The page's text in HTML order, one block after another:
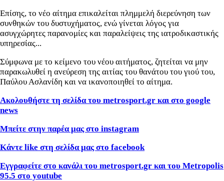
Επίσης, το νέο αίτημα επικαλείται πλημμελή διερεύνηση των
συνθηκών του δυστυχήματος, ενώ γίνεται λόγος για
ασυγχώρητες παρανομίες και παραλείψεις της ιατροδικαστικής
υπηρεσίας...
Σύμφωνα με το κείμενο του νέου αιτήματος, ζητείται να μην
παρακωλυθεί η ανεύρεση της αιτίας του θανάτου του γιού του,
Παύλου Ασλανίδη και να ικανοποιηθεί το αίτημα.
Ακολουθήστε τη σελίδα του metrosport.gr και στο google
news
Μπείτε στην παρέα μας στο instagram
Κάντε like στη σελίδα μας στο facebook
Εγγραφείτε στο κανάλι του metrosport.gr και του Metropolis
95.5 στο youtube